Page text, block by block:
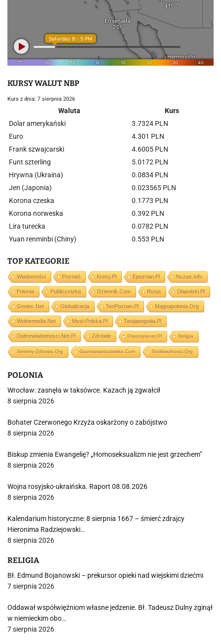
KURSY WALUT NBP
Kurs z dnia: 7 sierpnia 2026
Waluta
Kurs
Dolar amerykański
3.7324 PLN
Euro
4.301 PLN
Frank szwajcarski
4.6005 PLN
Funt szterling
5.0172 PLN
Hrywna (Ukraina)
0.0834 PLN
Jen (Japonia)
0.023565 PLN
Korona czeska
0.1773 PLN
Korona norweska
0.392 PLN
Lira turecka
0.0782 PLN
Yuan renminbi (Chiny)
0.553 PLN
TOP KATEGORIE
Wiadomości Poznań Kresy.pl Epoznan.pl Nczas.info
Polonia Publicystyka Dziennik.com Rosja Dlapolski.pl
Goniec.net Globalizacja TenPoznan.pl Magnapolonia.org
Wolnemedia.net Mysl-Polska.pl Twojapogoda.pl
Dobrewiadomosci.net.pl Zdrowie Prisonplanet.pl Religia
Sekrety-Zdrowia.org Gazetawarszawska.com Stolikwolnosci.org
POLONIA
Wrocław: zasnęła w taksówce. Kazach ją zgwałcił
8 sierpnia 2026
Bohater Czerwonego Krzyża oskarżony o zabójstwo
8 sierpnia 2026
Biskup zmienia Ewangelię? „Homoseksualizm nie jest grzechem”
8 sierpnia 2026
Wojna rosyjsko-ukraińska. Raport 08.08.2026
8 sierpnia 2026
Kalendarium historyczne: 8 sierpnia 1667 – śmierć zdrajcy
Hieronima Radziejowski…
8 sierpnia 2026
RELIGIA
Bł. Edmund Bojanowski – prekursor opieki nad wiejskimi dziećmi
7 sierpnia 2026
Oddawał współwięźniom własne jedzenie. Bł. Tadeusz Dulny zginął
w niemieckim obo…
7 sierpnia 2026